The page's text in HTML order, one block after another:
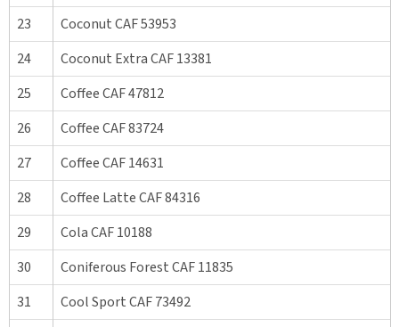
23
Coconut CAF 53953
24
Coconut Extra CAF 13381
25
Coffee CAF 47812
26
Coffee CAF 83724
27
Coffee CAF 14631
28
Coffee Latte CAF 84316
29
Cola CAF 10188
30
Coniferous Forest CAF 11835
31
Cool Sport CAF 73492